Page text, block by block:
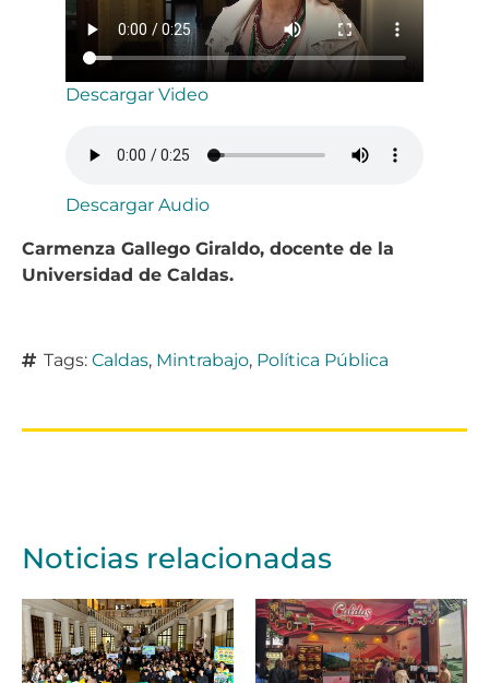
Descargar Video
Descargar Audio
Carmenza Gallego Giraldo, docente de la
Universidad de Caldas.
Tags: Caldas, Mintrabajo, Política Pública
Noticias relacionadas